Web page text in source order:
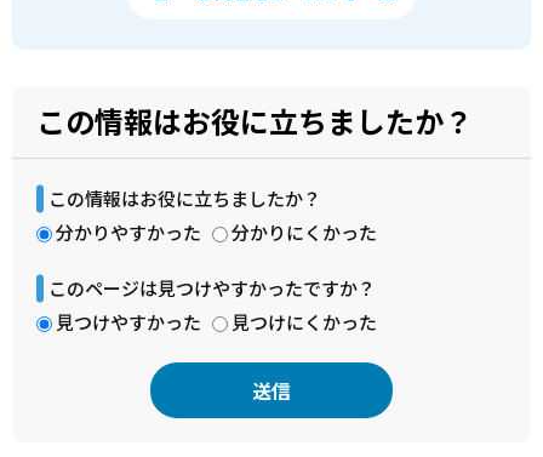
この情報はお役に立ちましたか？
この情報はお役に立ちましたか？
分かりやすかった
分かりにくかった
このページは見つけやすかったですか？
見つけやすかった
見つけにくかった